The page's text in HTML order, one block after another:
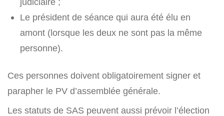
Le président de séance qui aura été élu en
amont (lorsque les deux ne sont pas la même
personne).
Ces personnes doivent obligatoirement signer et
parapher le PV d’assemblée générale.
Les statuts de SAS peuvent aussi prévoir l’élection